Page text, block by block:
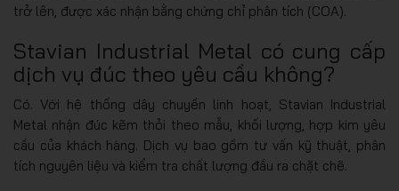
trở lên, được xác nhận bằng chứng chỉ phân tích (COA).
Stavian Industrial Metal có cung cấp
dịch vụ đúc theo yêu cầu không?
Có. Với hệ thống dây chuyền linh hoạt, Stavian Industrial
Metal nhận đúc kẽm thỏi theo mẫu, khối lượng, hợp kim yêu
cầu của khách hàng. Dịch vụ bao gồm tư vấn kỹ thuật, phân
tích nguyên liệu và kiểm tra chất lượng đầu ra chặt chẽ.